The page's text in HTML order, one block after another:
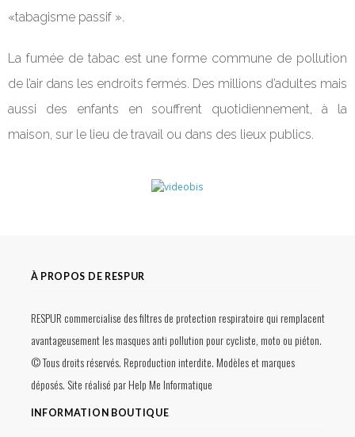
«tabagisme passif ».
La fumée de tabac est une forme commune de pollution
de l’air dans les endroits fermés. Des millions d’adultes mais
aussi des enfants en souffrent quotidiennement, à la
maison, sur le lieu de travail ou dans des lieux publics.
À PROPOS DE RESPUR
RESPUR commercialise des filtres de protection respiratoire qui remplacent
avantageusement les masques anti pollution pour cycliste, moto ou piéton.
© Tous droits réservés. Reproduction interdite. Modèles et marques
déposés. Site réalisé parHelp Me Informatique
INFORMATION BOUTIQUE